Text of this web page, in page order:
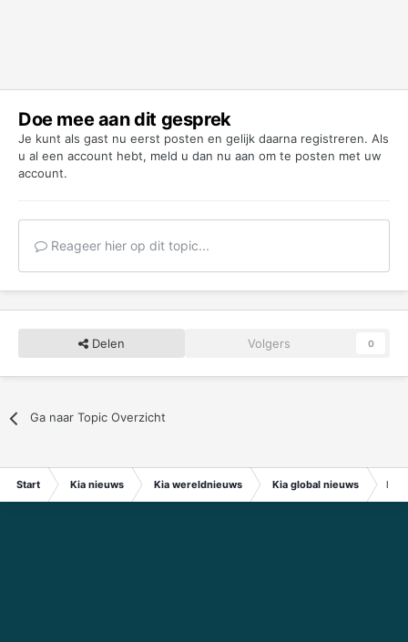
Doe mee aan dit gesprek
Je kunt als gast nu eerst posten en gelijk daarna registreren. Als
u al een account hebt, meld u dan nu aan om te posten met uw
account.
Reageer hier op dit topic...
Delen Volgers 0
Ga naar Topic Overzicht
Start Kia nieuws Kia wereldnieuws Kia global nieuws